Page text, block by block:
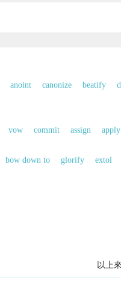
anoint canonize beatify
vow commit assign apply
bow down to glorify extol
以上